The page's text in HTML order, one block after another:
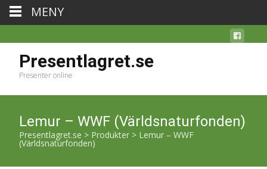
Presentlagret.se
Presenter online
Lemur – WWF (Världsnaturfonden)
Presentlagret.se > Produkter > Lemur – WWF
(Världsnaturfonden)
MENY